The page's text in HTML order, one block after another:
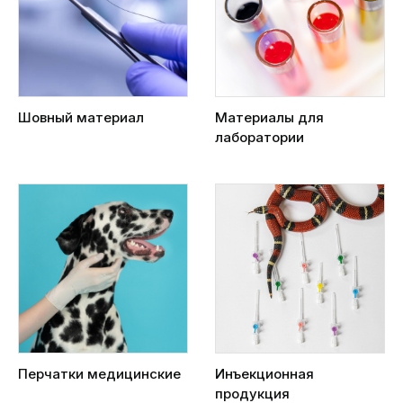
Шовный материал
Материалы для
лаборатории
Перчатки медицинские
Инъекционная
продукция